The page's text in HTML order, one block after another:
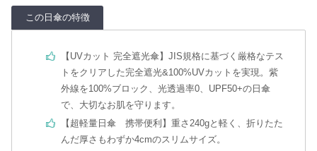
この日傘の特徴
【UVカット 完全遮光傘】JIS規格に基づく厳格なテス
トをクリアした完全遮光&100%UVカットを実現。紫
外線を100%ブロック、光透過率0、UPF50+の日傘
で、大切なお肌を守ります。
【超軽量日傘 携帯便利】重さ240gと軽く、折りたた
んだ厚さもわずか4cmのスリムサイズ。